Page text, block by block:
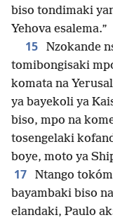
biso tondimaki
Yehova esalema.”
15
Nzokande
tomibongisaki
komata na
ya bayekoli ya
biso, mpo na
tosengelaki
boye, moto ya
17 Ntango
bayambaki biso
elandaki, Paulo